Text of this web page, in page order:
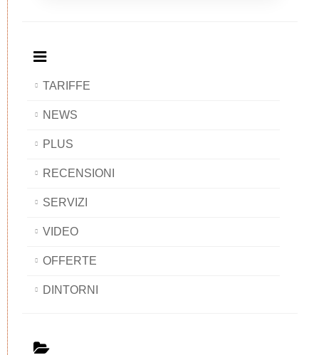
TARIFFE
NEWS
PLUS
RECENSIONI
SERVIZI
VIDEO
OFFERTE
DINTORNI